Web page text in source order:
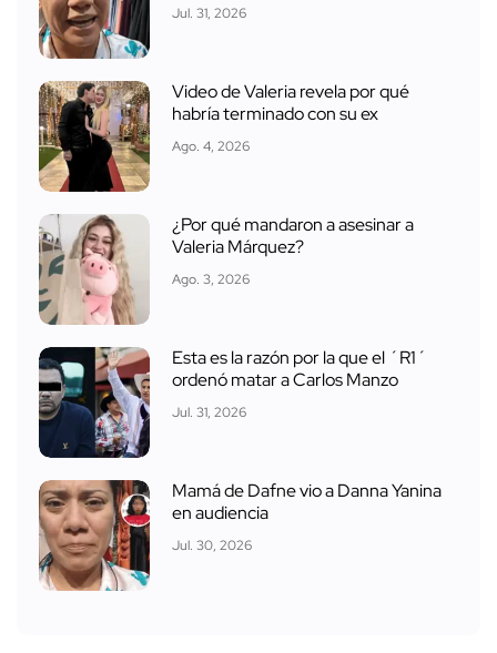
Jul. 31, 2026
Video de Valeria revela por qué
habría terminado con su ex
Ago. 4, 2026
¿Por qué mandaron a asesinar a
Valeria Márquez?
Ago. 3, 2026
Esta es la razón por la que el ´R1´
ordenó matar a Carlos Manzo
Jul. 31, 2026
Mamá de Dafne vio a Danna Yanina
en audiencia
Jul. 30, 2026